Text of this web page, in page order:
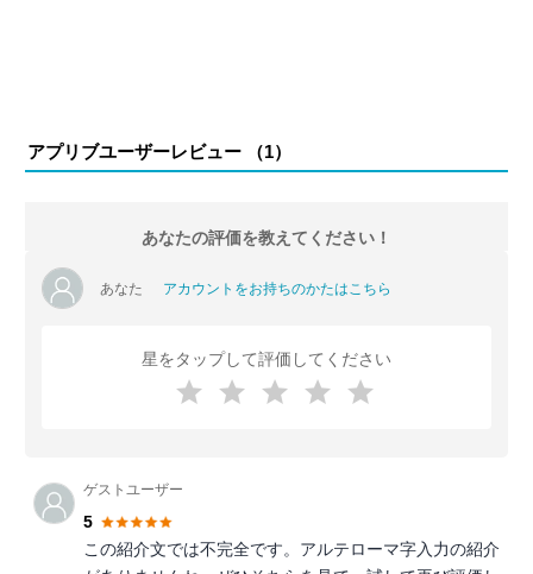
アプリブユーザーレビュー （1）
あなたの評価を教えてください！
あなた アカウントをお持ちのかたはこちら
星をタップして評価してください
ゲストユーザー
5
この紹介文では不完全です。アルテローマ字入力の紹介